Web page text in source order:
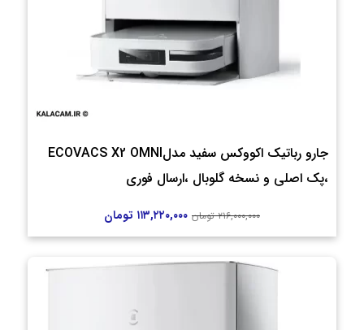
جارو رباتیک اکووکس سفید مدلECOVACS X2 OMNI
،پک اصلی و نسخه گلوبال ،ارسال فوری
۲۱۶,۰۰۰,۰۰۰ تومان ۱۱۳,۲۲۰,۰۰۰ تومان